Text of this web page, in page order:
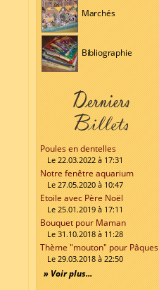
Marchés
Bibliographie
Poules en dentelles
Le 22.03.2022 à 17:31
Notre fenêtre aquarium
Le 27.05.2020 à 10:47
Etoile avec Père Noël
Le 25.01.2019 à 17:11
Bouquet pour Maman
Le 31.10.2018 à 11:28
Thème "mouton" pour Pâques
Le 29.03.2018 à 22:50
» Voir plus...